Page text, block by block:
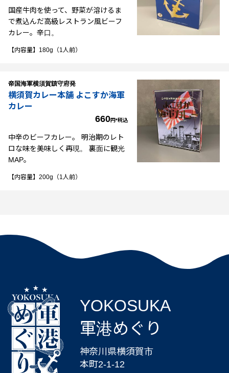
国産牛肉を使って、野菜が溶けるま
で煮込んだ高級レストラン風ビーフ
カレー。辛口。
【内容量】180g（1人前）
帝国海軍横須賀鎮守府発
横須賀カレー本舗 よこすか海軍
カレー
660円*税込
中辛のビーフカレー。 明治期のレト
ロな味を美味しく再現。 裏面に観光
MAP。
【内容量】200g（1人前）
YOKOSUKA
軍港めぐり
神奈川県横須賀市
本町2-1-12